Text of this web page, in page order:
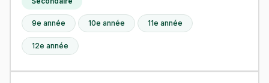
9e année 10e année 11e année
12e année